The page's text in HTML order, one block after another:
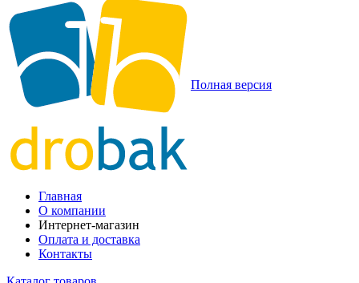
Полная версия
Главная
О компании
Интернет-магазин
Оплата и доставка
Контакты